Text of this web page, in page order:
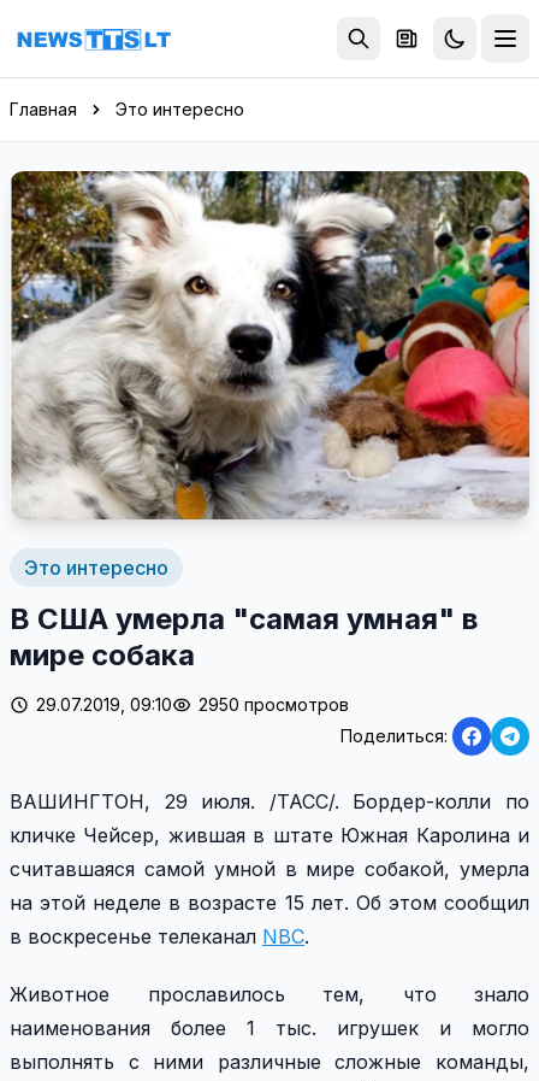
Перейти к содержимому
Главная Это интересно
Это интересно
В США умерла "самая умная" в
мире собака
29.07.2019, 09:10
2950 просмотров
Поделиться:
ВАШИНГТОН, 29 июля. /ТАСС/. Бордер-колли по
кличке Чейсер, жившая в штате Южная Каролина и
считавшаяся самой умной в мире собакой, умерла
на этой неделе в возрасте 15 лет. Об этом сообщил
в воскресенье телеканал NBC.
Животное прославилось тем, что знало
наименования более 1 тыс. игрушек и могло
выполнять с ними различные сложные команды,